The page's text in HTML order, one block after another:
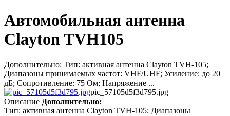
Автомобильная антенна
Clayton TVH105
Дополнительно: Тип: активная антенна Clayton TVH-105;
Диапазоны принимаемых частот: VHF/UHF; Усиление: до 20
дБ; Сопротивление: 75 Ом; Напряжение ...
pic_57105d5f3d795.jpg
Описание Дополнительно:
Тип: активная антенна Clayton TVH-105; Диапазоны